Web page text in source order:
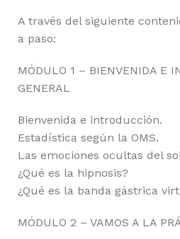
A través del siguiente
a paso:
MÓDULO 1 – BIENVENIDA E
GENERAL
Bienvenida e introducción.
Estadística según la OMS.
Las emociones ocultas del
¿Qué es la hipnosis?
¿Qué es la banda gástrica
MÓDULO 2 – VAMOS A LA